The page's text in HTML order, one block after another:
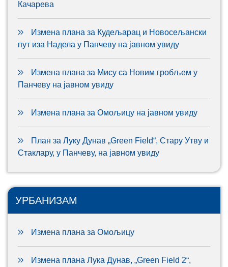
Качарева
Измена плана за Кудељарац и Новосељански
пут иза Надела у Панчеву на јавном увиду
Измена плана за Мису са Новим гробљем у
Панчеву на јавном увиду
Измена плана за Омољицу на јавном увиду
План за Луку Дунав „Green Field“, Стару Утву и
Стаклару, у Панчеву, на јавном увиду
УРБАНИЗАМ
Измена плана за Омољицу
Измена плана Лука Дунав, „Green Field 2“,